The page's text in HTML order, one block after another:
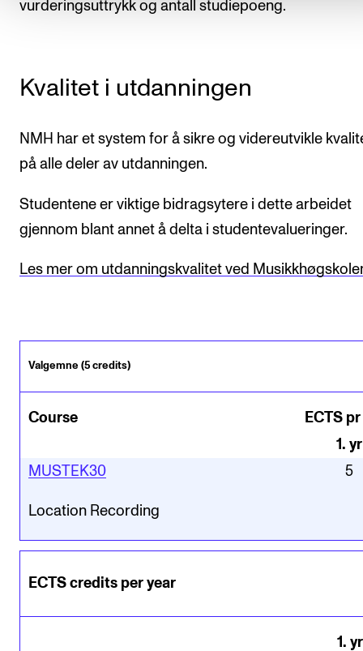
vurderingsuttrykk og antall studiepoeng.
Kvalitet i utdanningen
NMH har et system for å sikre og videreutvikle
på alle deler av utdanningen.
Studentene er viktige bidragsytere i dette arbeidet
gjennom blant annet å delta i studentevalueringer.
Les mer om utdanningskvalitet ved
Valgemne (5 credits)
Course
ECTS
1. yr
MUSTEK30
Location Recording
5
ECTS credits per year
1. yr